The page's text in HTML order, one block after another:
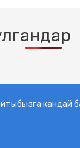
кандай